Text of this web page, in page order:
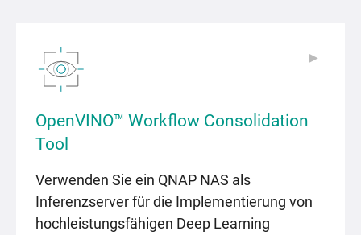
OpenVINO™ Workflow Consolidation
Tool
Verwenden Sie ein QNAP NAS als
Inferenzserver für die Implementierung von
hochleistungsfähigen Deep Learning
▶